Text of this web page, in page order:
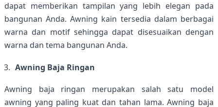
dapat memberikan tampilan yang lebih elegan pada
bangunan Anda. Awning kain tersedia dalam berbagai
warna dan motif sehingga dapat disesuaikan dengan
warna dan tema bangunan Anda.
Awning Baja Ringan
Awning baja ringan merupakan salah satu model
awning yang paling kuat dan tahan lama. Awning baja